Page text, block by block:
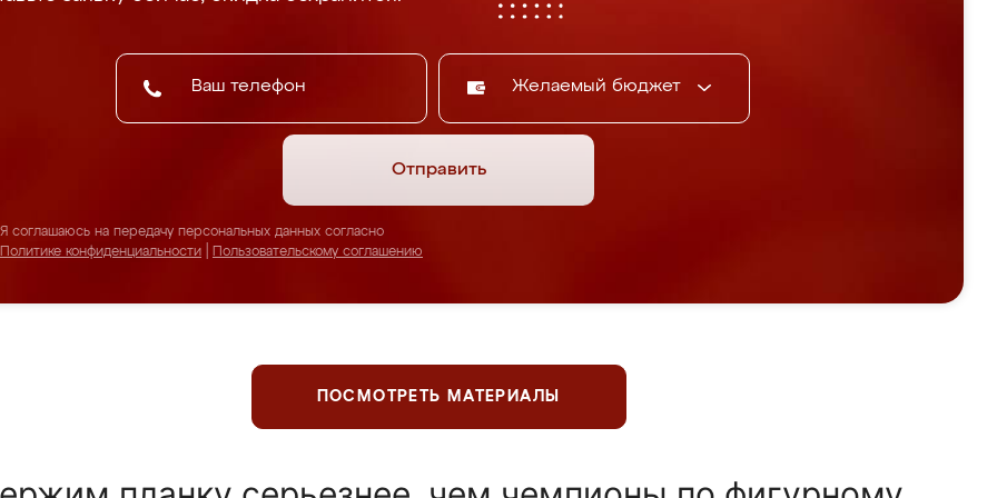
Желаемый бюджет
Отправить
Я соглашаюсь на передачу персональных данных согласно
Политике конфиденциальности
Пользовательскому соглашению
ПОСМОТРЕТЬ МАТЕРИАЛЫ